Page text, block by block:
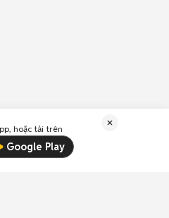
hoặc tải trên
Google Play